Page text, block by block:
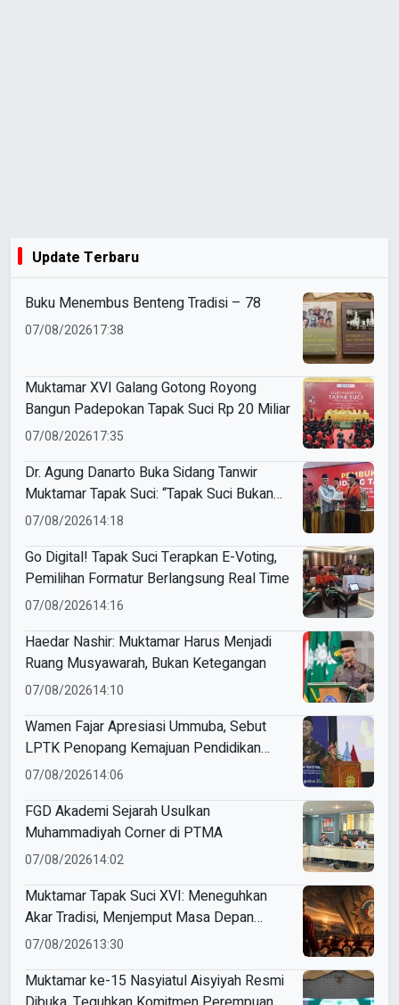
Update Terbaru
Buku Menembus Benteng Tradisi – 78
07/08/202617:38
Muktamar XVI Galang Gotong Royong
Bangun Padepokan Tapak Suci Rp 20 Miliar
07/08/202617:35
Dr. Agung Danarto Buka Sidang Tanwir
Muktamar Tapak Suci: “Tapak Suci Bukan
Organisasi Ko Ping Ho dan Dracin”
07/08/202614:18
Go Digital! Tapak Suci Terapkan E-Voting,
Pemilihan Formatur Berlangsung Real Time
07/08/202614:16
Haedar Nashir: Muktamar Harus Menjadi
Ruang Musyawarah, Bukan Ketegangan
07/08/202614:10
Wamen Fajar Apresiasi Ummuba, Sebut
LPTK Penopang Kemajuan Pendidikan
Indonesia
07/08/202614:06
FGD Akademi Sejarah Usulkan
Muhammadiyah Corner di PTMA
07/08/202614:02
Muktamar Tapak Suci XVI: Meneguhkan
Akar Tradisi, Menjemput Masa Depan
Mendunia
07/08/202613:30
Muktamar ke-15 Nasyiatul Aisyiyah Resmi